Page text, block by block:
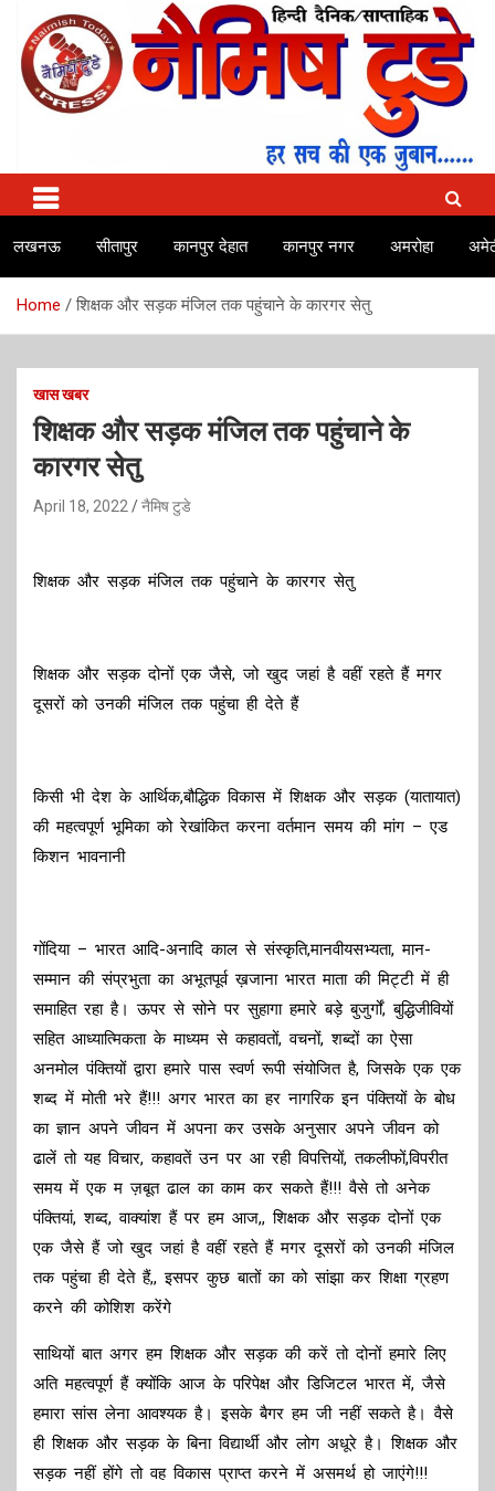
content
Naimish Today
No.1 news channel of India
लखनऊ सीतापुर कानपुर देहात कानपुर नगर अमरोहा
Home शिक्षक और सड़क मंजिल तक पहुंचाने के कारगर सेतु
खास खबर
शिक्षक और सड़क मंजिल तक पहुंचाने के
कारगर सेतु
April 18, 2022 नैमिष टुडे
शिक्षक और सड़क मंजिल तक पहुंचाने के कारगर सेतु
शिक्षक और सड़क दोनों एक जैसे, जो खुद जहां है वहीं रहते हैं मगर
दूसरों को उनकी मंजिल तक पहुंचा ही देते हैं
किसी भी देश के आर्थिक,बौद्धिक विकास में शिक्षक और सड़क (यातायात)
की महत्वपूर्ण भूमिका को रेखांकित करना वर्तमान समय की मांग – एड
किशन भावनानी
गोंदिया – भारत आदि-अनादि काल से संस्कृति,मानवीयसभ्यता, मान-
सम्मान की संप्रभुता का अभूतपूर्व ख़जाना भारत माता की मिट्टी में ही
समाहित रहा है। ऊपर से सोने पर सुहागा हमारे बड़े बुजुर्गों, बुद्धिजीवियों
सहित आध्यात्मिकता के माध्यम से कहावतों, वचनों, शब्दों का ऐसा
अनमोल पंक्तियों द्वारा हमारे पास स्वर्ण रूपी संयोजित है, जिसके एक एक
शब्द में मोती भरे हैं!!! अगर भारत का हर नागरिक इन पंक्तियों के बोध
का ज्ञान अपने जीवन में अपना कर उसके अनुसार अपने जीवन को
ढालें तो यह विचार, कहावतें उन पर आ रही विपत्तियों, तकलीफों,विपरीत
समय में एक म ज़बूत ढाल का काम कर सकते हैं!!! वैसे तो अनेक
पंक्तियां, शब्द, वाक्यांश हैं पर हम आज,, शिक्षक और सड़क दोनों एक
एक जैसे हैं जो खुद जहां है वहीं रहते हैं मगर दूसरों को उनकी मंजिल
तक पहुंचा ही देते हैं,, इसपर कुछ बातों का को सांझा कर शिक्षा ग्रहण
करने की कोशिश करेंगे
साथियों बात अगर हम शिक्षक और सड़क की करें तो दोनों हमारे लिए
अति महत्वपूर्ण हैं क्योंकि आज के परिपेक्ष और डिजिटल भारत में, जैसे
हमारा सांस लेना आवश्यक है। इसके बैगर हम जी नहीं सकते है। वैसे
ही शिक्षक और सड़क के बिना विद्यार्थी और लोग अधूरे है। शिक्षक और
सड़क नहीं होंगे तो वह विकास प्राप्त करने में असमर्थ हो जाएंगे!!!